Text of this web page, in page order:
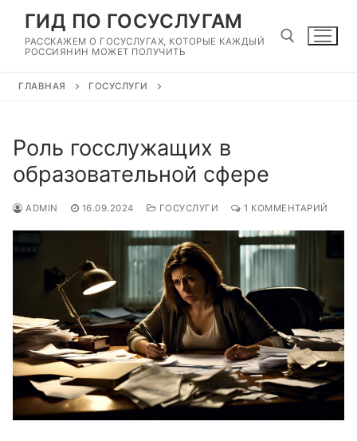
Перейти
содержимому
ГИД ПО ГОСУСЛУГАМ
РАССКАЖЕМ О ГОСУСЛУГАХ, КОТОРЫЕ КАЖДЫЙ
РОССИЯНИН МОЖЕТ ПОЛУЧИТЬ
ГЛАВНАЯ ГОСУСЛУГИ
Роль госслужащих в
образовательной сфере
ADMIN 16.09.2024 ГОСУСЛУГИ 1 КОММЕНТАРИЙ